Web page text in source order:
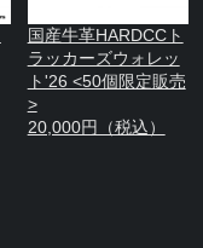
国産牛革HARDCCト
ラッカーズウォレッ
ト'26 <50個限定販売
>
20,000円（税込）